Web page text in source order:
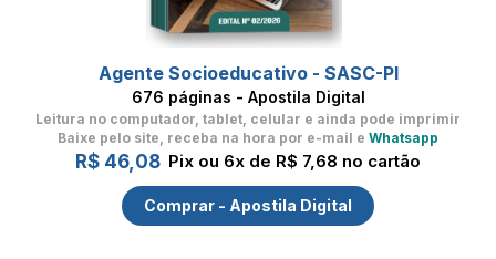
Agente Socioeducativo - SASC-PI
676 páginas - Apostila Digital
Leitura no computador, tablet, celular e ainda pode imprimir
Baixe pelo site, receba na hora por e-mail e Whatsapp
R$ 46,08 Pix ou 6x de R$ 7,68 no cartão
Comprar - Apostila Digital